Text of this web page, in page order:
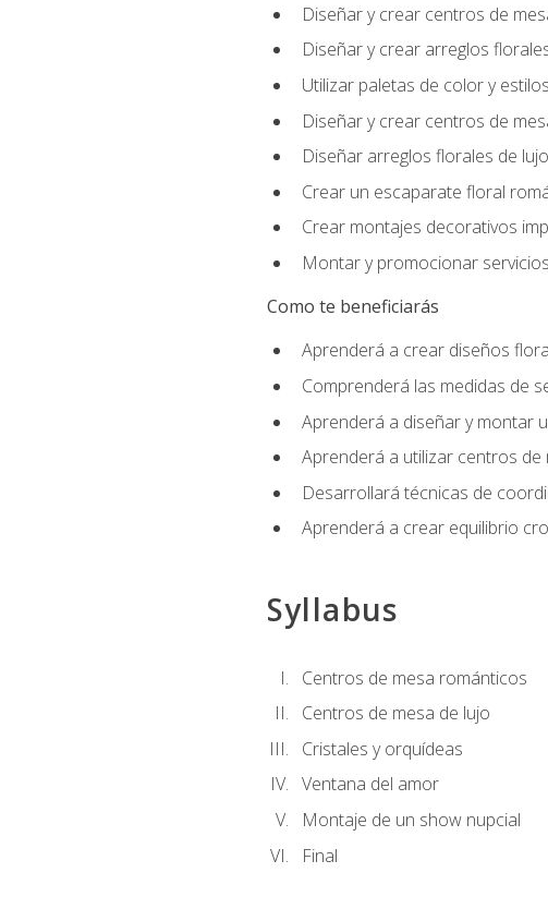
Diseñar y crear centros de
Diseñar y crear arreglos
Utilizar paletas de color y
Diseñar y crear centros de
Diseñar arreglos florales de
Crear un escaparate floral
Crear montajes decorativos
Montar y promocionar
Como te beneficiarás
Aprenderá a crear diseños
Comprenderá las medidas de
Aprenderá a diseñar y montar
Aprenderá a utilizar centros
Desarrollará técnicas de
Aprenderá a crear equilibrio
Syllabus
Centros de mesa románticos
Centros de mesa de lujo
Cristales y orquídeas
Ventana del amor
Montaje de un show nupcial
Final